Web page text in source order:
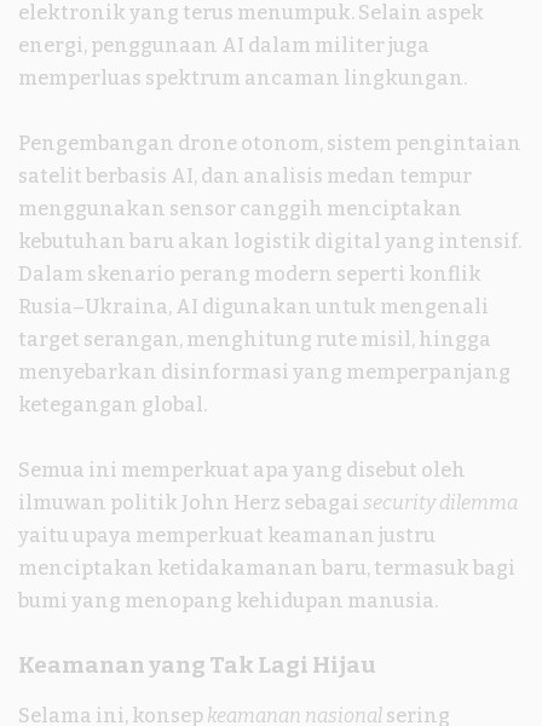
elektronik yang terus menumpuk. Selain aspek
energi, penggunaan AI dalam militer juga
memperluas spektrum ancaman lingkungan.
Pengembangan drone otonom, sistem pengintaian
satelit berbasis AI, dan analisis medan tempur
menggunakan sensor canggih menciptakan
kebutuhan baru akan logistik digital yang intensif.
Dalam skenario perang modern seperti konflik
Rusia–Ukraina, AI digunakan untuk mengenali
target serangan, menghitung rute misil, hingga
menyebarkan disinformasi yang memperpanjang
ketegangan global.
Semua ini memperkuat apa yang disebut oleh
ilmuwan politik John Herz sebagai security dilemma
yaitu upaya memperkuat keamanan justru
menciptakan ketidakamanan baru, termasuk bagi
bumi yang menopang kehidupan manusia.
Keamanan yang Tak Lagi Hijau
Selama ini, konsep keamanan nasional sering